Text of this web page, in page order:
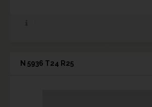
N 5936 T24 R25